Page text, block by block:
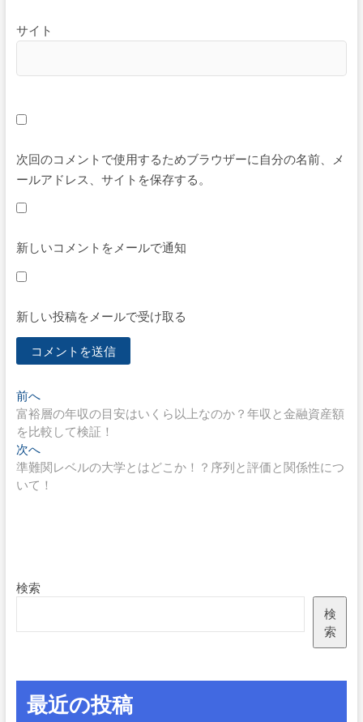
サイト
次回のコメントで使用するためブラウザーに自分の名前、メ
ールアドレス、サイトを保存する。
新しいコメントをメールで通知
新しい投稿をメールで受け取る
投
稿
ナ
ビ
ョ
ン
前へ過
去
の
投
稿:
富裕層の年収の目安はいくら以上なのか？年収と金融資産額
を比較して検証！
次へ次
の
投
準難関レベルの大学とはどこか！？序列と評価と関係性につ
いて！
検索
検
索
最近の投稿